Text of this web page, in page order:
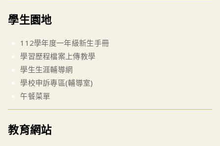
學生園地
112學年度一年級新生手冊
學習歷程檔案上傳教學
學生生涯輔導網
學校申訴專區(輔導室)
午餐菜單
教育網站